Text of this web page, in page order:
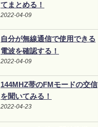
てまとめる！
2022-04-09
自分が無線通信で使用できる
電波を確認する！
2022-04-09
144MHZ帯のFMモードの交信
を聞いてみる！
2022-04-23